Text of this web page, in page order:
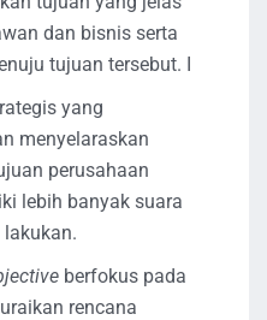
dan bisnis serta
tujuan tersebut. I
yang
menyelaraskan
perusahaan
lebih banyak suara
berfokus pada
rencana